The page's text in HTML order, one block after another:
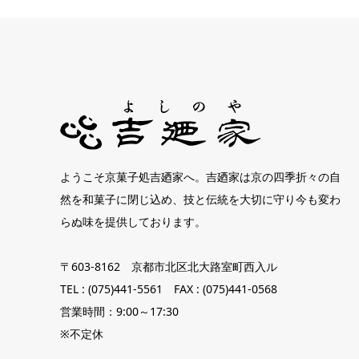
ようこそ京菓子処吉廼家へ。吉廼家は京の四季折々の自
然を和菓子に閉じ込め、技と伝統を大切に守り今も変わ
らぬ味を提供しております。
〒603-8162 京都市北区北大路室町西入ル
TEL : (075)441-5561 FAX : (075)441-0568
営業時間：9:00～17:30
※不定休